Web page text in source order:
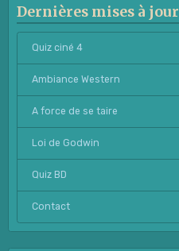
Dernières mises à jour
Quiz ciné 4
Ambiance Western
A force de se taire
Loi de Godwin
Quiz BD
Contact